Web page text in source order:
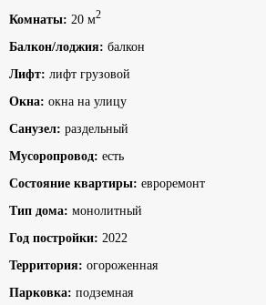
Комнаты: 20 м2
Балкон/лоджия: балкон
Лифт: лифт грузовой
Окна: окна на улицу
Санузел: раздельный
Мусоропровод: есть
Состояние квартиры: евроремонт
Тип дома: монолитный
Год постройки: 2022
Территория: огороженная
Парковка: подземная